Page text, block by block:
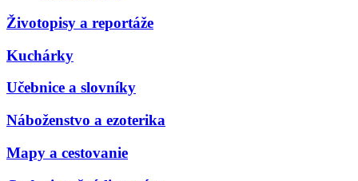
Životopisy a reportáže
Kuchárky
Učebnice a slovníky
Náboženstvo a ezoterika
Mapy a cestovanie